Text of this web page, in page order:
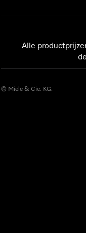
Alle
© Miele & Cie. KG.